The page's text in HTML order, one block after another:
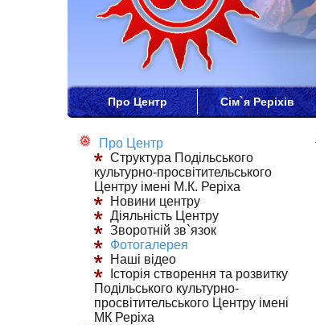
Про Центр Сім`я Реріхів
Про Центр
Структура Подільського
культурно-просвітительського
Центру імені М.К. Реріха
Новини центру
Діяльність Центру
Зворотній зв`язок
Фотогалерея
Наші відео
Історія створення та розвитку
Подільського культурно-
просвітительського Центру імені
МК Реріха